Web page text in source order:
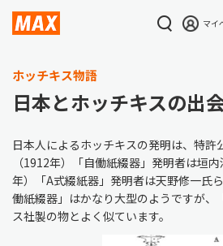
マイ
ホッチキス物語
日本とホッチキスの出
日本人によるホッチキスの発明は、特許
（1912年）「自働紙綴器」発明者は垣
年）「A式綴紙器」発明者は天野修一氏
働紙綴器」はかなり大型のようですが、
ス社製の物とよく似ています。